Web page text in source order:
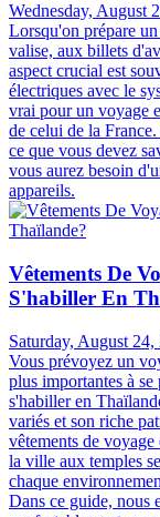
Wednesday, August
Lorsqu'on prépare
valise, aux billets
aspect crucial est
électriques avec le
vrai pour un voyage
de celui de la
ce que vous devez
vous aurez besoin
appareils.
Vêtements De
S'habiller En
Saturday, August 24,
Vous prévoyez un
plus importantes à se
s'habiller en
variés et son riche
vêtements de
la ville aux temples
chaque
Dans ce guide, nous